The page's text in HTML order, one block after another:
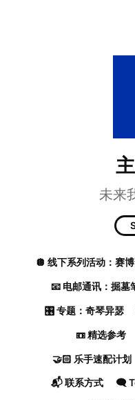
未来
🪩 线下系列活动：赛
📧 电邮通讯：掘墓
🎛️ 专题：奇琴异瑟
📼 精选参考
🤝🏻 乐手速配计划
📬 联系方式 🗨️